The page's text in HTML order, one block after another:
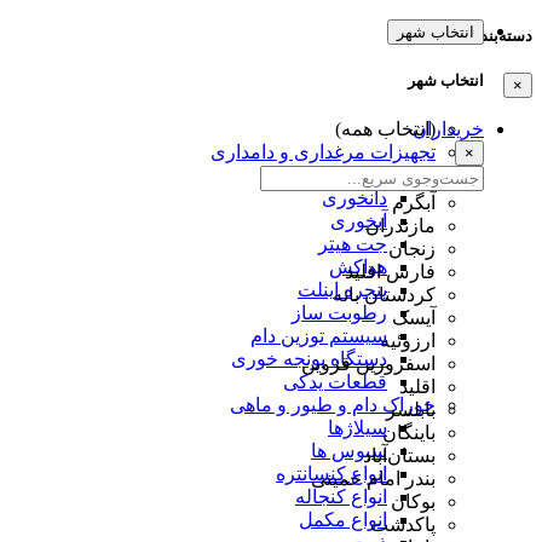
دسته‌بندی‌ها
×
خریداران
تجهیزات مرغداری و دامداری
قفس
دانخوری
آبخوری
جت هیتر
هواکش
پنجره اینلت
رطوبت ساز
سیستم توزین دام
دستگاه یونجه خوری
قطعات یدکی
خوراک دام و طیور و ماهی
سیلاژها
سبوس ها
انواع کنسانتره
انواع کنجاله
انواع مکمل
انتخاب شهر
انتخاب شهر
(انتخاب همه)
×
آبگرم
مازندران
زنجان
فارس اقلید
کردستان بانه
آیسک
ارزوئیه
اسفرورین قزوین
اقلید
بابلسر
باینگان
بستان‌آباد
بندر امام خمینی
بوکان
پاکدشت